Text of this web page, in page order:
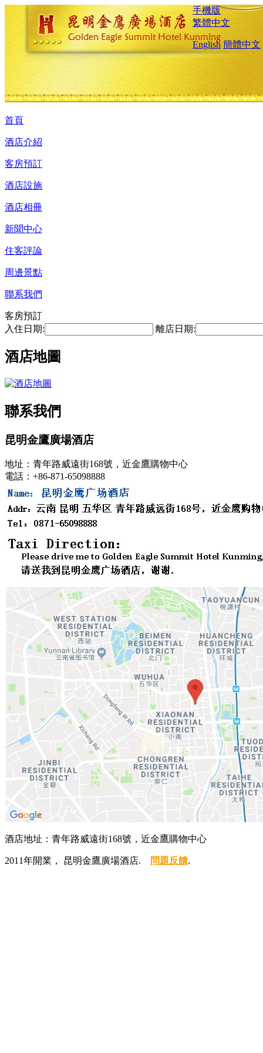
手機版
繁體中文
English 簡體中文
首頁
酒店介紹
客房預訂
酒店設施
酒店相冊
新聞中心
住客評論
周邊景點
聯系我們
客房預訂
入住日期:
離店日期:
酒店地圖
聯系我們
昆明金鷹廣場酒店
地址：青年路威遠街168號，近金鷹購物中心
電話：+86-871-65098888
酒店地址：青年路威遠街168號，近金鷹購物中心
2011年開業， 昆明金鷹廣場酒店. 問題反饋.